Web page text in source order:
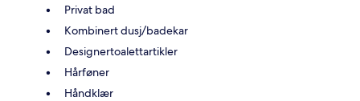
Privat bad
Kombinert dusj/badekar
Designertoalettartikler
Hårføner
Håndklær